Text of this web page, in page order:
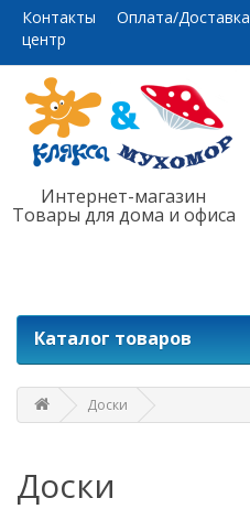
Контакты Оплата/Доставка
центр
Интернет-магазин
Товары для дома и офиса
Каталог товаров
Доски
Доски